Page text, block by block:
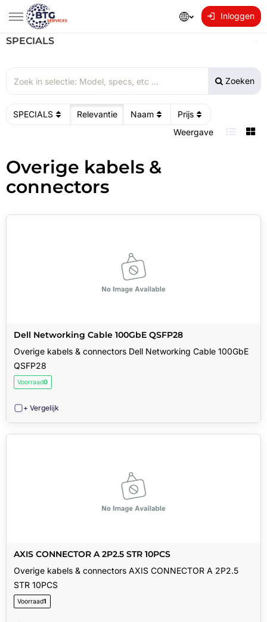
Inloggen
SPECIALS
Zoeken
SPECIALS Relevantie Naam
Prijs
Weergave
Overige kabels &
connectors
Dell Networking Cable 100GbE QSFP28
Overige kabels & connectors Dell Networking Cable 100GbE
QSFP28
Voorraad0
+ Vergelijk
AXIS CONNECTOR A 2P2.5 STR 10PCS
Overige kabels & connectors AXIS CONNECTOR A 2P2.5
STR 10PCS
Voorraad1